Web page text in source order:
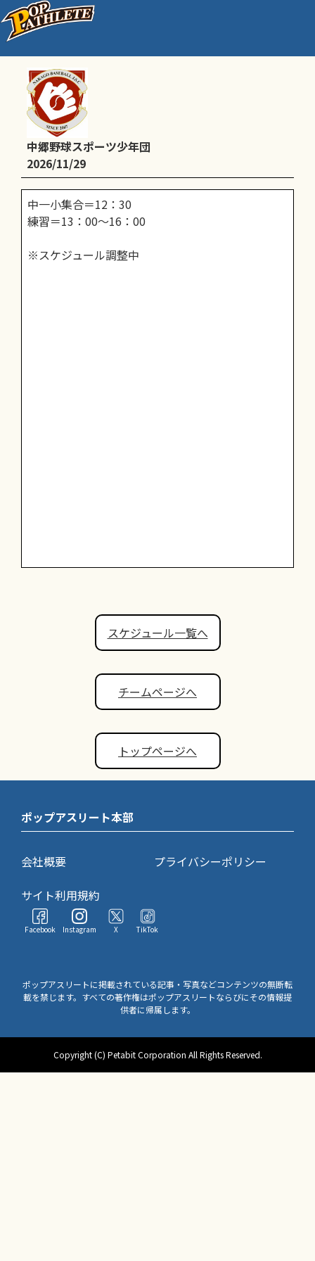
通常練習
中郷野球スポーツ少年団
2026/11/29
中一小集合＝12：30
練習＝13：00～16：00
※スケジュール調整中
スケジュール一覧へ
チームページへ
トップページへ
ポップアスリート本部
会社概要
プライバシーポリシー
サイト利用規約
Facebook Instagram X TikTok
ポップアスリートに掲載されている記事・写真などコンテンツの無断転
載を禁じます。すべての著作権はポップアスリートならびにその情報提
供者に帰属します。
Copyright (C) Petabit Corporation All Rights Reserved.